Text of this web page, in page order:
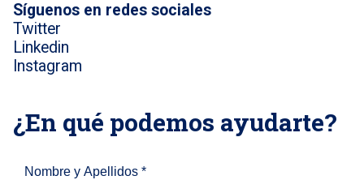
Síguenos en redes sociales
Twitter
Linkedin
Instagram
¿En qué podemos ayudarte?